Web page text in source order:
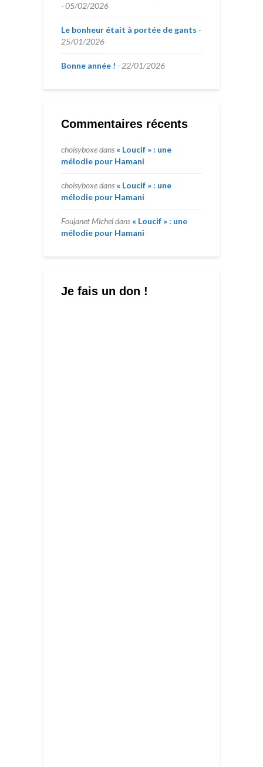
05/02/2026
Le bonheur était à portée de gants
25/01/2026
Bonne année ! 22/01/2026
Commentaires récents
choisyboxedans « Loucif » : une
mélodie pour Hamani
choisyboxedans « Loucif » : une
mélodie pour Hamani
Foujanet Micheldans « Loucif » : une
mélodie pour Hamani
Je fais un don !